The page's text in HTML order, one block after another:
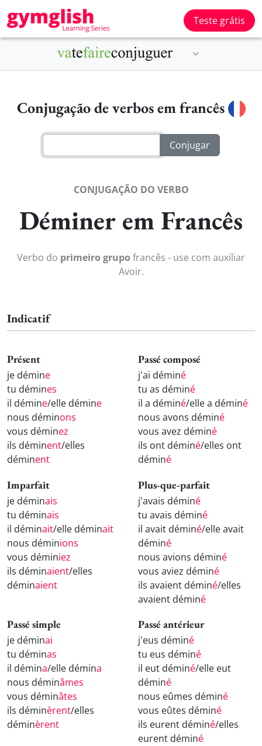
Teste grátis
Conjugação de verbos em francês
CONJUGAÇÃO DO VERBO
Déminer em Francês
Verbo do primeiro grupo francês - use com auxiliar
Avoir.
Indicatif
Présent
je démine
tu démines
il démine/elle démine
nous déminons
vous déminez
ils déminent/elles
déminent
Passé composé
j'ai déminé
tu as déminé
il a déminé/elle a déminé
nous avons déminé
vous avez déminé
ils ont déminé/elles ont
déminé
Imparfait
je déminais
tu déminais
il déminait/elle déminait
nous déminions
vous déminiez
ils déminaient/elles
déminaient
Plus-que-parfait
j'avais déminé
tu avais déminé
il avait déminé/elle avait
déminé
nous avions déminé
vous aviez déminé
ils avaient déminé/elles
avaient déminé
Passé simple
je déminai
tu déminas
il démina/elle démina
nous déminâmes
vous déminâtes
ils déminèrent/elles
déminèrent
Passé antérieur
j'eus déminé
tu eus déminé
il eut déminé/elle eut
déminé
nous eûmes déminé
vous eûtes déminé
ils eurent déminé/elles
eurent déminé